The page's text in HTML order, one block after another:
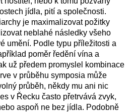
jídla, pití a společnosti.
je maximalizovat požitky
neblahé následky všeho
umění. Podle typu příležitosti a
poměr ředění vína a
už předem promyslel kombinace
v průběhu symposia může
průběh, někdy mu ani nic
v Řecku často přetrvává zvyk,
aspoň ne bez jídla. Podobně